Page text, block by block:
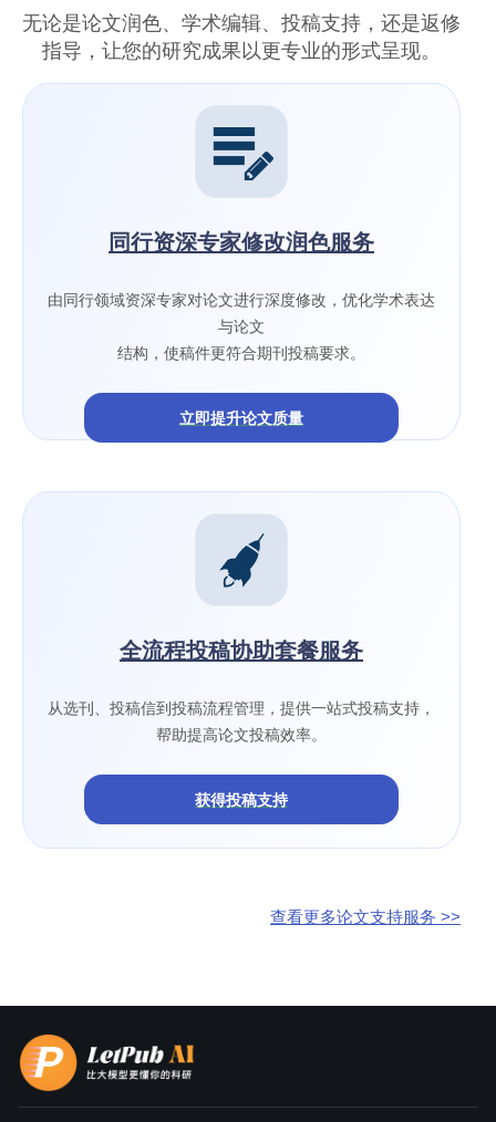
无论是论文润色、学术编辑、投稿支持，还是返修
指导，让您的研究成果以更专业的形式呈现。
同行资深专家修改润色服务
由同行领域资深专家对论文进行深度修改，优化学术表达
与论文
结构，使稿件更符合期刊投稿要求。
立即提升论文质量
全流程投稿协助套餐服务
从选刊、投稿信到投稿流程管理，提供一站式投稿支持，
帮助提高论文投稿效率。
获得投稿支持
查看更多论文支持服务 >>